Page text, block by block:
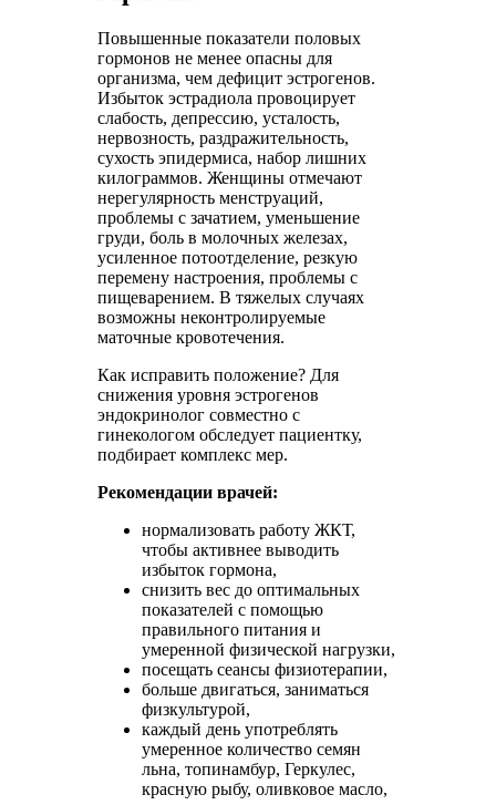
Повышенные показатели половых
гормонов не менее опасны для
организма, чем дефицит эстрогенов.
Избыток эстрадиола провоцирует
слабость, депрессию, усталость,
нервозность, раздражительность,
сухость эпидермиса, набор лишних
килограммов. Женщины отмечают
нерегулярность менструаций,
проблемы с зачатием, уменьшение
груди, боль в молочных железах,
усиленное потоотделение, резкую
перемену настроения, проблемы с
пищеварением. В тяжелых случаях
возможны неконтролируемые
маточные кровотечения.
Как исправить положение? Для
снижения уровня эстрогенов
эндокринолог совместно с
гинекологом обследует пациентку,
подбирает комплекс мер.
Рекомендации врачей:
нормализовать работу ЖКТ,
чтобы активнее выводить
избыток гормона,
снизить вес до оптимальных
показателей с помощью
правильного питания и
умеренной физической нагрузки,
посещать сеансы физиотерапии,
больше двигаться, заниматься
физкультурой,
каждый день употреблять
умеренное количество семян
льна, топинамбур, Геркулес,
красную рыбу, оливковое масло,